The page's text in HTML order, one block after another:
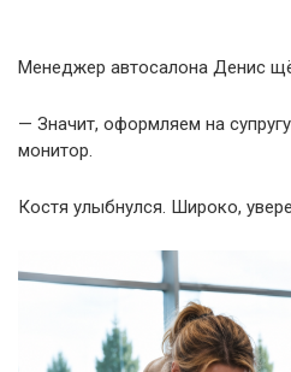
Менеджер автосалона Денис
— Значит, оформляем на
монитор.
Костя улыбнулся. Широко,